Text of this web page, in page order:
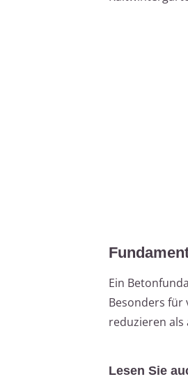
Ein
Besonders für
reduzieren als
Lesen Sie